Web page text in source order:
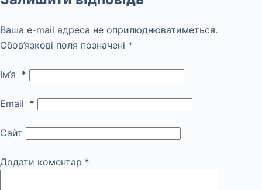
Ваша e-mail адреса не оприлюднюватиметься.
Обов’язкові поля позначені *
Ім’я *
Email *
Сайт
Додати коментар *